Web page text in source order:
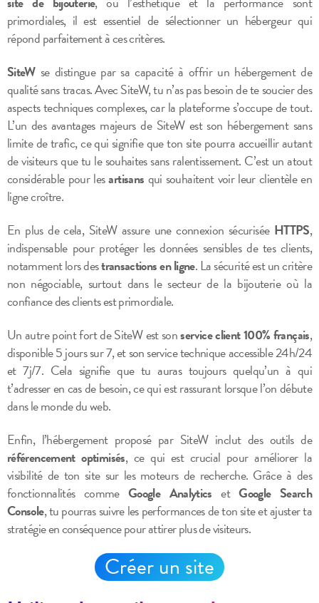
primordiales, il est essentiel de sélectionner un hébergeur qui
répond parfaitement à ces critères.
SiteWse distingue par sa capacité à offrir un hébergement de
qualité sans tracas. Avec SiteW, tu n’as pas besoin de te soucier des
aspects techniques complexes, car la plateforme s’occupe de tout.
L’un des avantages majeurs de SiteW est son hébergement sans
limite de trafic, ce qui signifie que ton site pourra accueillir autant
de visiteurs que tu le souhaites sans ralentissement. C’est un atout
considérable pour lesartisans qui souhaitent voir leur clientèle en
ligne croître.
En plus de cela, SiteW assure une connexion sécurisée HTTPS,
indispensable pour protéger les données sensibles de tes clients,
notamment lors destransactions en ligne. La sécurité est un critère
non négociable, surtout dans le secteur de la bijouterie où la
confiance des clients est primordiale.
Un autre point fort de SiteW est sonservice client 100% français,
disponible 5 jours sur 7, et son service technique accessible 24h/24
et 7j/7. Cela signifie que tu auras toujours quelqu’un à qui
t’adresser en cas de besoin, ce qui est rassurant lorsque l’on débute
dans le monde du web.
Enfin, l’hébergement proposé par SiteW inclut des outils de
référencement optimisés, ce qui est crucial pour améliorer la
visibilité de ton site sur les moteurs de recherche. Grâce à des
fonctionnalités comme Google Analytics etGoogle Search
Console, tu pourras suivre les performances de ton site et ajuster ta
stratégie en conséquence pour attirer plus de visiteurs.
Créer un site